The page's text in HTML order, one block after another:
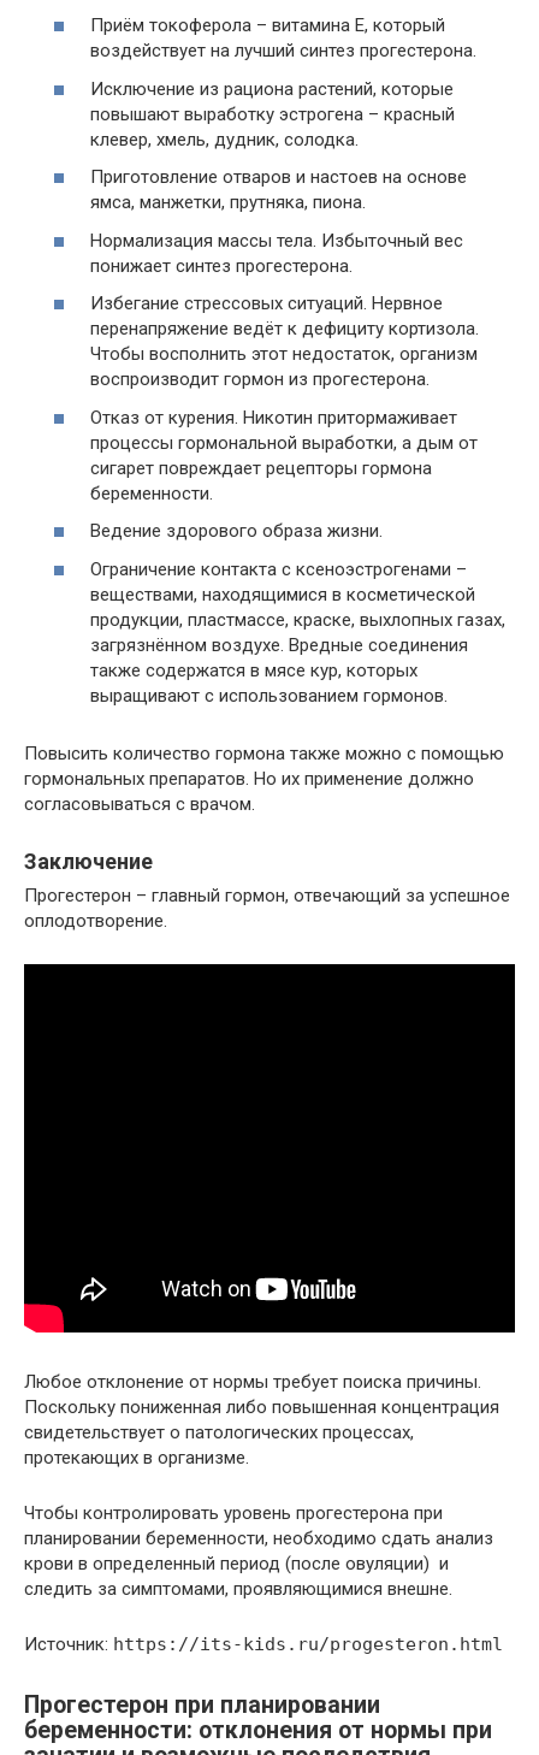
Приём токоферола – витамина Е, который
воздействует на лучший синтез прогестерона.
Исключение из рациона растений, которые
повышают выработку эстрогена – красный
клевер, хмель, дудник, солодка.
Приготовление отваров и настоев на основе
ямса, манжетки, прутняка, пиона.
Нормализация массы тела. Избыточный вес
понижает синтез прогестерона.
Избегание стрессовых ситуаций. Нервное
перенапряжение ведёт к дефициту кортизола.
Чтобы восполнить этот недостаток, организм
воспроизводит гормон из прогестерона.
Отказ от курения. Никотин притормаживает
процессы гормональной выработки, а дым от
сигарет повреждает рецепторы гормона
беременности.
Ведение здорового образа жизни.
Ограничение контакта с ксеноэстрогенами –
веществами, находящимися в косметической
продукции, пластмассе, краске, выхлопных газах,
загрязнённом воздухе. Вредные соединения
также содержатся в мясе кур, которых
выращивают с использованием гормонов.
Повысить количество гормона также можно с помощью
гормональных препаратов. Но их применение должно
согласовываться с врачом.
Заключение
Прогестерон – главный гормон, отвечающий за успешное
оплодотворение.
Любое отклонение от нормы требует поиска причины.
Поскольку пониженная либо повышенная концентрация
свидетельствует о патологических процессах,
протекающих в организме.
Чтобы контролировать уровень прогестерона при
планировании беременности, необходимо сдать анализ
крови в определенный период (после овуляции) и
следить за симптомами, проявляющимися внешне.
Источник: https://its-kids.ru/progesteron.html
Прогестерон при планировании
беременности: отклонения от нормы при